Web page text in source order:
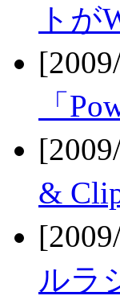
トが
「
&
ルラ